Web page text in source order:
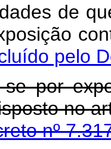
de
pelo
por
no
nº